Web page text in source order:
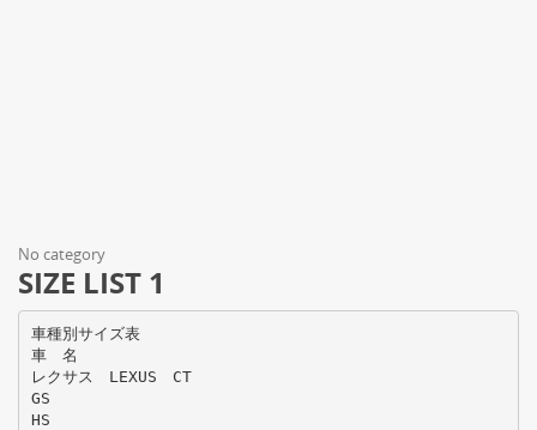
No category
SIZE LIST 1
車種別サイズ表
車 名
レクサス LEXUS CT
GS
HS